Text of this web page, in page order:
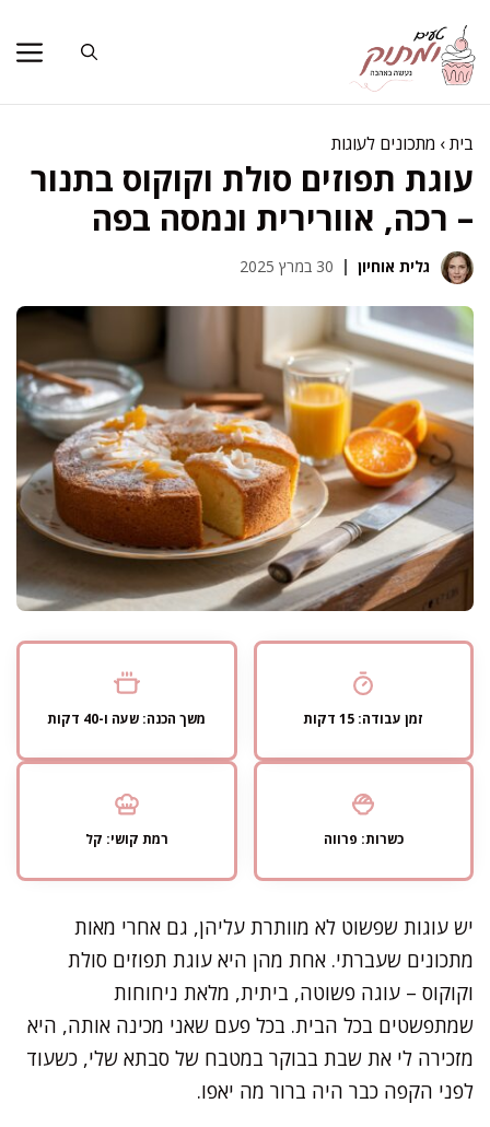
לתוכן
בית› מתכונים לעוגות
עוגת תפוזים סולת וקוקוס בתנור
– רכה, אוורירית ונמסה בפה
גלית אוחיון 30 במרץ 2025
זמן עבודה: 15 דקות משך הכנה: שעה ו-40 דקות
כשרות: פרווה רמת קושי: קל
יש עוגות שפשוט לא מוותרת עליהן, גם אחרי מאות
מתכונים שעברתי. אחת מהן היא עוגת תפוזים סולת
וקוקוס – עוגה פשוטה, ביתית, מלאת ניחוחות
שמתפשטים בכל הבית. בכל פעם שאני מכינה אותה, היא
מזכירה לי את שבת בבוקר במטבח של סבתא שלי, כשעוד
לפני הקפה כבר היה ברור מה יאפו.